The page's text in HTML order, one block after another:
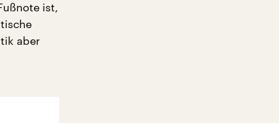
ist,
aber